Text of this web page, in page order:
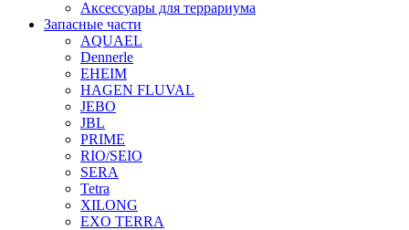
Аксессуары для террариума
Запасные части
AQUAEL
Dennerle
EHEIM
HAGEN FLUVAL
JEBO
JBL
PRIME
RIO/SEIO
SERA
Tetra
XILONG
EXO TERRA